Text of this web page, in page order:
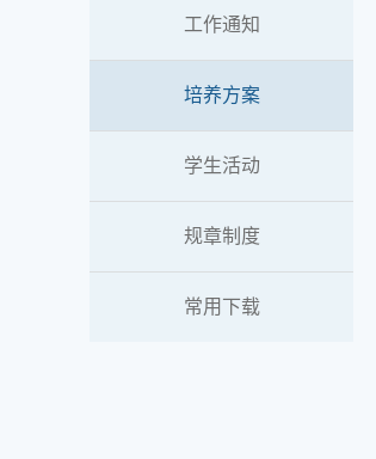
工作通知
培养方案
学生活动
规章制度
常用下载